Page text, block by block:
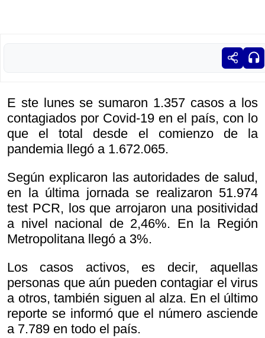
E ste lunes se sumaron 1.357 casos a los
contagiados por Covid-19 en el país, con lo
que el total desde el comienzo de la
pandemia llegó a 1.672.065.
Según explicaron las autoridades de salud,
en la última jornada se realizaron 51.974
test PCR, los que arrojaron una positividad
a nivel nacional de 2,46%. En la Región
Metropolitana llegó a 3%.
Los casos activos, es decir, aquellas
personas que aún pueden contagiar el virus
a otros, también siguen al alza. En el último
reporte se informó que el número asciende
a 7.789 en todo el país.